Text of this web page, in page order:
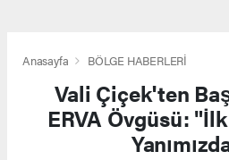
Anasayfa BÖLGE HABERLERİ
Vali Çiçek'ten
ERVA Övgüsü: